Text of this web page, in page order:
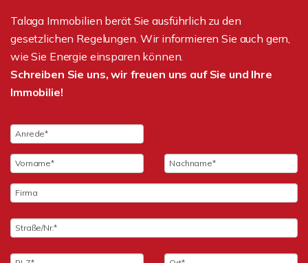
Talaga Immobilien berät Sie ausführlich zu den
gesetzlichen Regelungen. Wir informieren Sie auch gern,
wie Sie Energie einsparen können.
Schreiben Sie uns, wir freuen uns auf Sie und Ihre
Immobilie!